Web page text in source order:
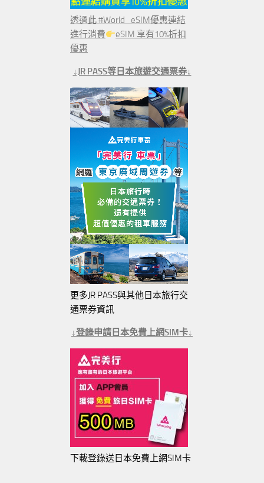
透過此 #World_eSIM優惠連結
進行消費
eSIM 享有10%折扣
優惠
↓JR PASS等日本旅遊交通票券↓
更多JR PASS與其他日本旅行交
通票券資訊
↓登錄申請日本免費上網SIM卡↓
下載登錄送日本免費上網SIM卡